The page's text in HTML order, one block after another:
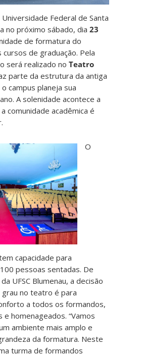
Federal de Santa
no próximo sábado, dia23
de formatura do
de graduação. Pela
será realizado noTeatro
parte da estrutura da antiga
campus planeja sua
A solenidade acontece a
comunidade acadêmica é
O
capacidade para
pessoas sentadas. De
UFSC Blumenau, a decisão
no teatro é para
a todos os formandos,
homenageados. “Vamos
ambiente mais amplo e
da formatura. Neste
turma de formandos